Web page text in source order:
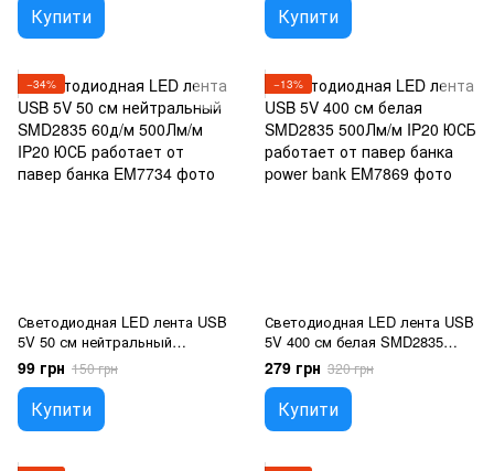
Купити Купити
−34%
Светодиодная LED лента USB
5V 50 см нейтральный
SMD2835 60д/м 500Лм/м IP20
ЮСБ работает от павер банка
99 грн 150 грн
Купити
−13%
Светодиодная LED лента USB
5V 400 см белая SMD2835
500Лм/м IP20 ЮСБ работает
от павер банка power bank
279 грн 320 грн
Купити